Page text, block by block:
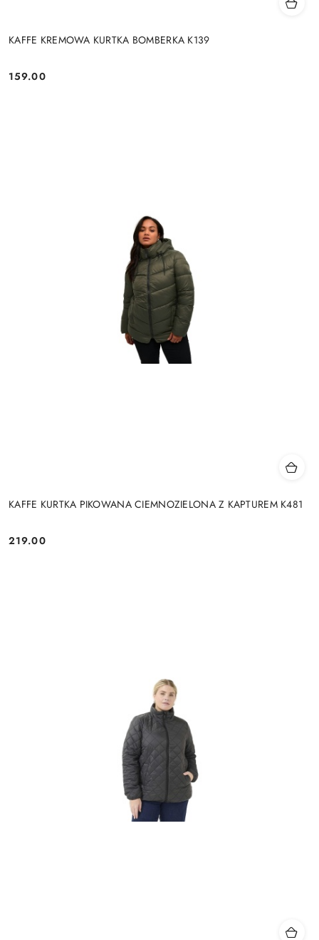
KAFFE KREMOWA KURTKA BOMBERKA K139
Cena:
159.00
KAFFE KURTKA PIKOWANA CIEMNOZIELONA Z KAPTUREM K481
Cena:
219.00